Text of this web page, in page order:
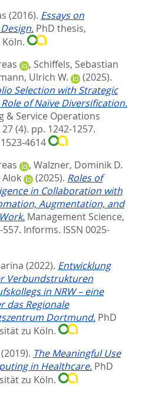
(2016). Essays on
PhD thesis,
, Schiffels, Sebastian
Ulrich W.
(2025).
Selection with Strategic
of Naïve Diversification.
& Service Operations
(4). pp. 1242-1257.
4614
, Walzner, Dominik D.
(2025). Roles of
in Collaboration with
Augmentation, and
Management Science,
557. Informs. ISSN 0025-
(2022). Entwicklung
Verbundstrukturen
in NRW – eine
das Regionale
Dortmund. PhD
zu Köln.
(2019). The Meaningful Use
in Healthcare. PhD
zu Köln.